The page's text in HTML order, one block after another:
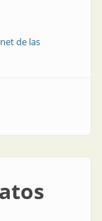
de las
montón para